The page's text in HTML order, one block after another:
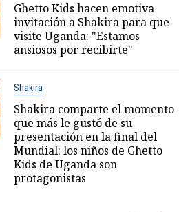
Ghetto Kids hacen emotiva
invitación a Shakira para que
visite Uganda: "Estamos
ansiosos por recibirte"
Shakira
Shakira comparte el momento
que más le gustó de su
presentación en la final del
Mundial: los niños de Ghetto
Kids de Uganda son
protagonistas